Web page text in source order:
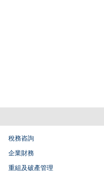
稅務咨詢
企業財務
重組及破產管理